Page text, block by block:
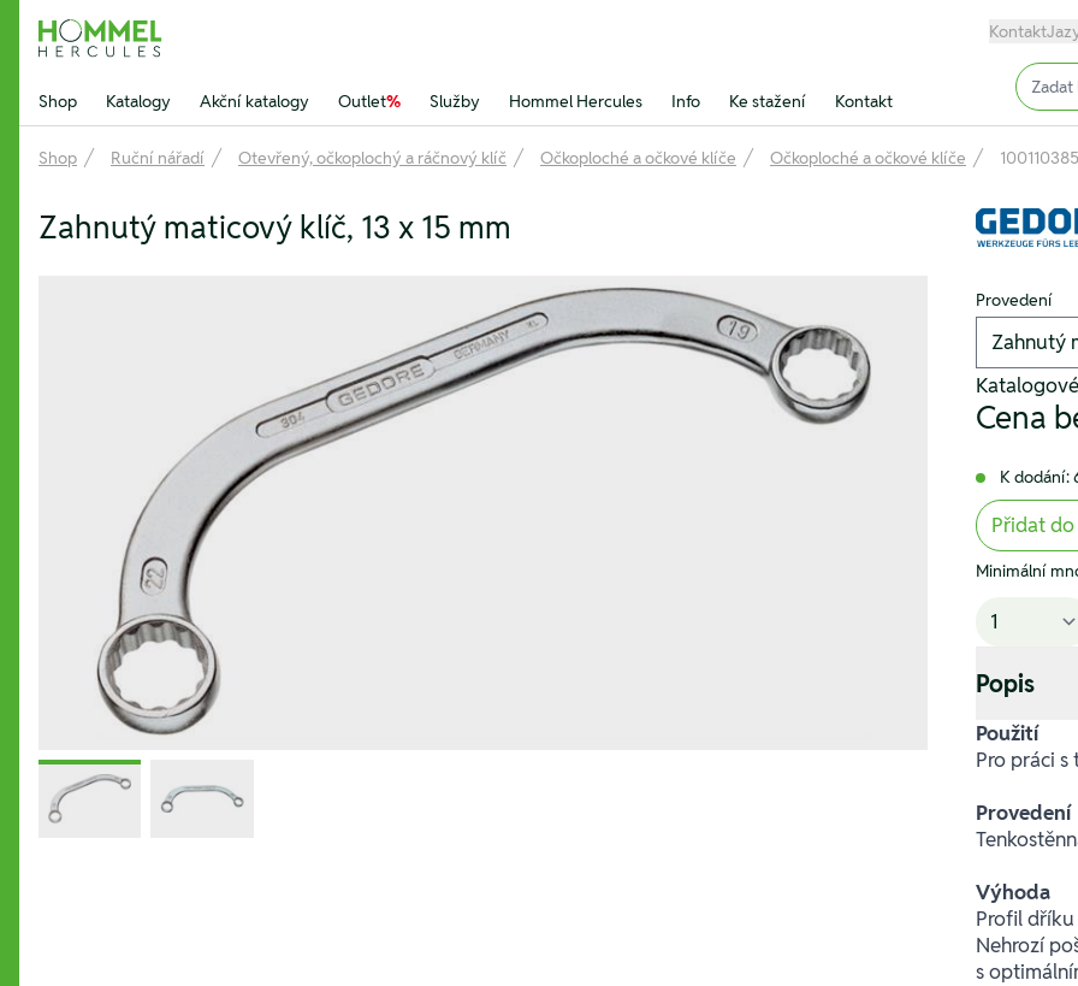
Hommel Hercules
Kontakt
Shop Katalogy Akční katalogy Outlet% Služby Hommel Hercules Info Ke stažení Kontakt
Input
Shop Ruční nářadí Otevřený, očkoplochý a ráčnový klíč Očkoploché a očkové klíče Očkoploché a očkové klíče
Zahnutý maticový klíč, 13 x 15 mm
Provedení
Cena
K dodání:
Přidat
Minimální
Popis
Použití
Pro práci
Provedení
Výhoda
Profil
Nehrozí
s